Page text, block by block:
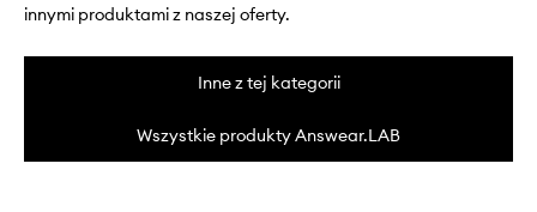
innymi produktami z naszej oferty.
Inne z tej kategorii
Wszystkie produkty Answear.LAB